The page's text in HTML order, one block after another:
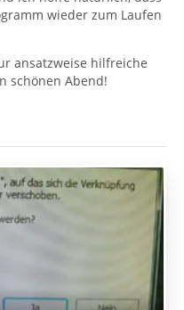
wieder zum Laufen
ansatzweise hilfreiche
schönen Abend!